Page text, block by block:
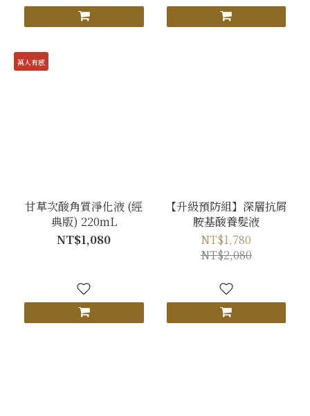
萬人有感
甘草次酸角質淨化液 (經
典版) 220mL
NT$1,080
【升級預防組】深層抗屑
胺基酸養髮液
NT$1,780
NT$2,080